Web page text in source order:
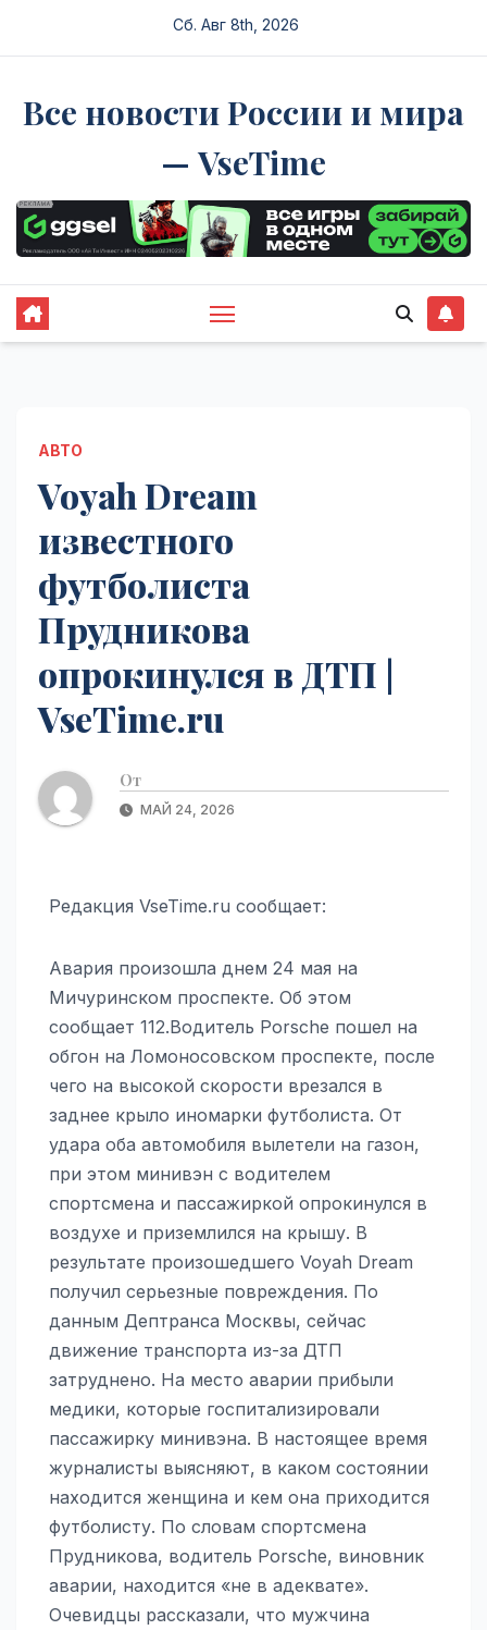
Сб. Авг 8th, 2026
Все новости России и мира
— VseTime
АВТО
Voyah Dream
известного
футболиста
Прудникова
опрокинулся в ДТП |
VseTime.ru
От
МАЙ 24, 2026
Редакция VseTime.ru сообщает:
Авария произошла днем 24 мая на
Мичуринском проспекте. Об этом
сообщает 112.Водитель Porsche пошел на
обгон на Ломоносовском проспекте, после
чего на высокой скорости врезался в
заднее крыло иномарки футболиста. От
удара оба автомобиля вылетели на газон,
при этом минивэн с водителем
спортсмена и пассажиркой опрокинулся в
воздухе и приземлился на крышу. В
результате произошедшего Voyah Dream
получил серьезные повреждения. По
данным Дептранса Москвы, сейчас
движение транспорта из-за ДТП
затруднено. На место аварии прибыли
медики, которые госпитализировали
пассажирку минивэна. В настоящее время
журналисты выясняют, в каком состоянии
находится женщина и кем она приходится
футболисту. По словам спортсмена
Прудникова, водитель Porsche, виновник
аварии, находится «не в адеквате».
Очевидцы рассказали, что мужчина